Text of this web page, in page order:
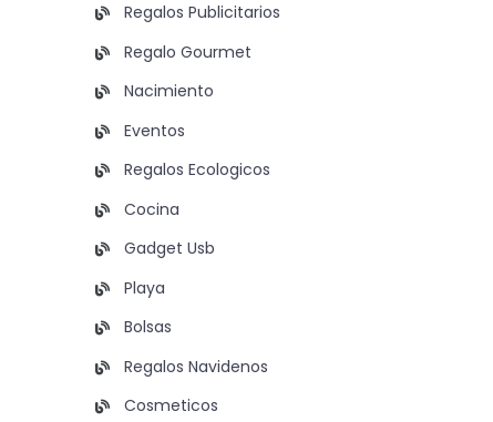
Regalos Publicitarios
Regalo Gourmet
Nacimiento
Eventos
Regalos Ecologicos
Cocina
Gadget Usb
Playa
Bolsas
Regalos Navidenos
Cosmeticos